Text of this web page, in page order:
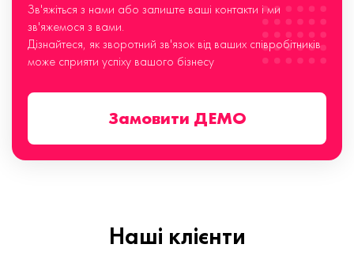
Зв'яжіться з нами або залиште ваші контакти і ми
зв'яжемося з вами.
Дізнайтеся, як зворотний зв'язок від ваших співробітників
може сприяти успіху вашого бізнесу
Замовити ДЕМО
Наші клієнти